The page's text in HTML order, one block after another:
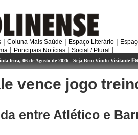
| Coluna Mais Saúde | Espaço Literário |
| Principais Notícias | Social / Plural |
feira, 06 de Agosto de 2026 - Seja Bem Vindo Visitante
vence jogo
entre Atlético e